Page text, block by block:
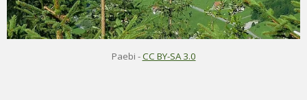
Paebi -CC BY-SA 3.0